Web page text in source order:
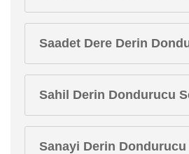
Saadet Dere Derin
Sahil Derin Dondurucu
Sanayi Derin